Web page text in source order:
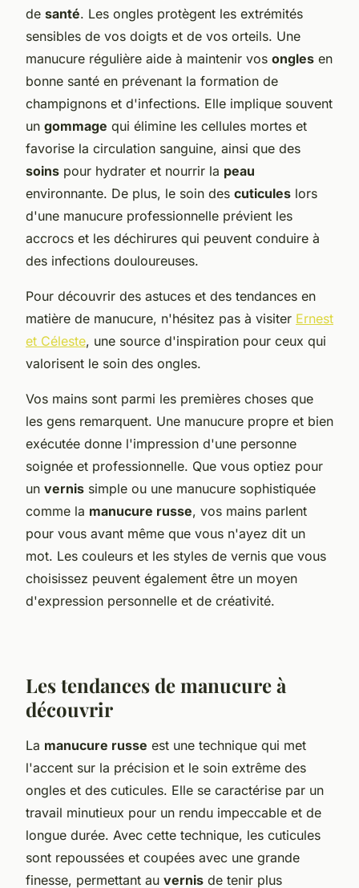
de santé. Les ongles protègent les extrémités
sensibles de vos doigts et de vos orteils. Une
manucure régulière aide à maintenir vos ongles en
bonne santé en prévenant la formation de
champignons et d'infections. Elle implique souvent
un gommage qui élimine les cellules mortes et
favorise la circulation sanguine, ainsi que des
soins pour hydrater et nourrir la peau
environnante. De plus, le soin des cuticules lors
d'une manucure professionnelle prévient les
accrocs et les déchirures qui peuvent conduire à
des infections douloureuses.
Pour découvrir des astuces et des tendances en
matière de manucure, n'hésitez pas à visiter Ernest
et Céleste, une source d'inspiration pour ceux qui
valorisent le soin des ongles.
Vos mains sont parmi les premières choses que
les gens remarquent. Une manucure propre et bien
exécutée donne l'impression d'une personne
soignée et professionnelle. Que vous optiez pour
un vernis simple ou une manucure sophistiquée
comme la manucure russe, vos mains parlent
pour vous avant même que vous n'ayez dit un
mot. Les couleurs et les styles de vernis que vous
choisissez peuvent également être un moyen
d'expression personnelle et de créativité.
Les tendances de manucure à
découvrir
La manucure russe est une technique qui met
l'accent sur la précision et le soin extrême des
ongles et des cuticules. Elle se caractérise par un
travail minutieux pour un rendu impeccable et de
longue durée. Avec cette technique, les cuticules
sont repoussées et coupées avec une grande
finesse, permettant au vernis de tenir plus